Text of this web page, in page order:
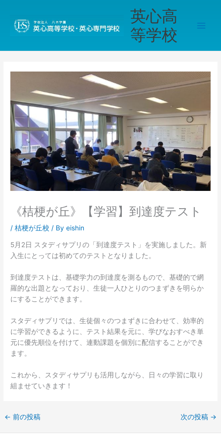
英心高
等学校
《桔梗が丘》【学習】到達度テスト
/桔梗が丘校 / Byeishin
5月2日 スタディサプリの「到達度テスト」を実施しました。新
入生にとっては初めてのテストとなりました。
到達度テストは、基礎学力の到達度を測るもので、基礎的で網
羅的な出題となっており、生徒一人ひとりのつまずきを明らか
にすることができます。
スタディサプリでは、生徒個々のつまずきに合わせて、効率的
に学習ができるように、テスト結果を元に、学びなおすべき単
元に優先順位を付けて、連動課題を個別に配信することができ
ます。
これから、スタディサプリも活用しながら、日々の学習に取り
組ませていきます！
← 前の投稿 次の投稿 →